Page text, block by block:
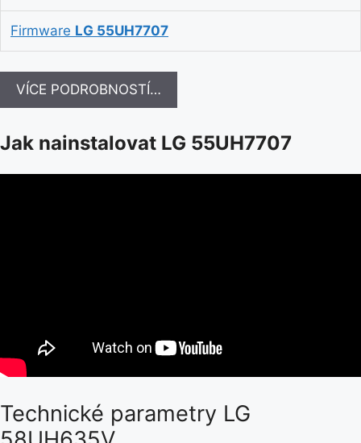
Firmware LG 55UH7707
VÍCE PODROBNOSTÍ…
Jak nainstalovat LG 55UH7707
Technické parametry LG